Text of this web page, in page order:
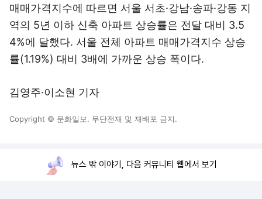
매매가격지수에 따르면 서울 서초·강남·송파·강동 지
역의 5년 이하 신축 아파트 상승률은 전달 대비 3.5
4%에 달했다. 서울 전체 아파트 매매가격지수 상승
률(1.19%) 대비 3배에 가까운 상승 폭이다.
김영주·이소현 기자
Copyright © 문화일보. 무단전재 및 재배포 금지.
뉴스 밖 이야기, 다음 커뮤니티 웹에서 보기